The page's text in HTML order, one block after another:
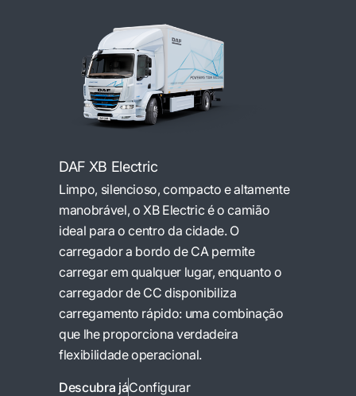
DAF XB Electric
Limpo, silencioso, compacto e altamente
manobrável, o XB Electric é o camião
ideal para o centro da cidade. O
carregador a bordo de CA permite
carregar em qualquer lugar, enquanto o
carregador de CC disponibiliza
carregamento rápido: uma combinação
que lhe proporciona verdadeira
flexibilidade operacional.
Descubra jáConfigurar